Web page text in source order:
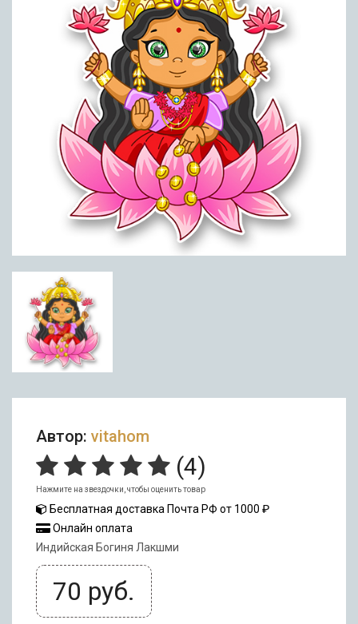
Автор: vitahom
(4)
Нажмите на звездочки, чтобы оценить товар
Бесплатная доставка Почта РФ от 1000 ₽
Онлайн оплата
Индийская Богиня Лакшми
70 руб.